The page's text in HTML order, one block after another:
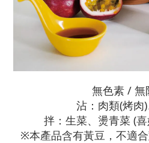
無色素 / 無
沾：肉類(烤肉
拌：生菜、燙青菜 (
※本產品含有黃豆，不適